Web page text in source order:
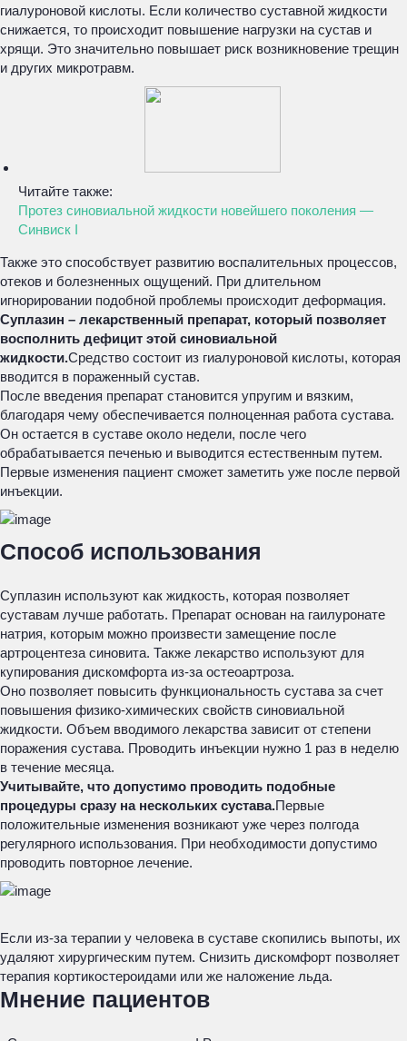
гиалуроновой кислоты. Если количество суставной жидкости
снижается, то происходит повышение нагрузки на сустав и
хрящи. Это значительно повышает риск возникновение трещин
и других микротравм.
Читайте также:
Протез синовиальной жидкости новейшего поколения —
Синвиск I
Также это способствует развитию воспалительных процессов,
отеков и болезненных ощущений. При длительном
игнорировании подобной проблемы происходит деформация.
Суплазин – лекарственный препарат, который позволяет
восполнить дефицит этой синовиальной
жидкости.Средство состоит из гиалуроновой кислоты, которая
вводится в пораженный сустав.
После введения препарат становится упругим и вязким,
благодаря чему обеспечивается полноценная работа сустава.
Он остается в суставе около недели, после чего
обрабатывается печенью и выводится естественным путем.
Первые изменения пациент сможет заметить уже после первой
инъекции.
Способ использования
Суплазин используют как жидкость, которая позволяет
суставам лучше работать. Препарат основан на гаилуронате
натрия, которым можно произвести замещение после
артроцентеза синовита. Также лекарство используют для
купирования дискомфорта из-за остеоартроза.
Оно позволяет повысить функциональность сустава за счет
повышения физико-химических свойств синовиальной
жидкости. Объем вводимого лекарства зависит от степени
поражения сустава. Проводить инъекции нужно 1 раз в неделю
в течение месяца.
Учитывайте, что допустимо проводить подобные
процедуры сразу на нескольких сустава.Первые
положительные изменения возникают уже через полгода
регулярного использования. При необходимости допустимо
проводить повторное лечение.
Если из-за терапии у человека в суставе скопились выпоты, их
удаляют хирургическим путем. Снизить дискомфорт позволяет
терапия кортикостероидами или же наложение льда.
Мнение пациентов